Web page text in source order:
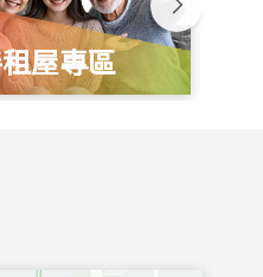
屋專區